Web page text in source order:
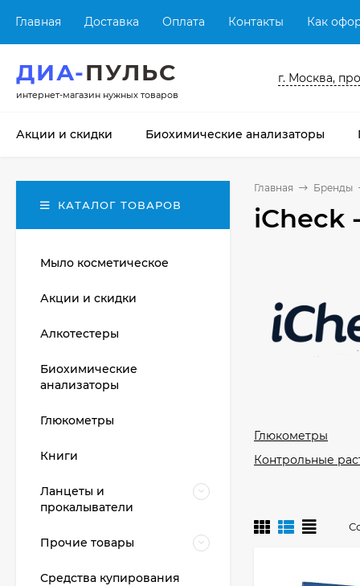
Главная Доставка Оплата Контакты Как
ДИА-ПУЛЬС
интернет-магазин нужных товаров
г. Москва,
Акции и скидки Биохимические анализаторы
Главная Бренды
iCheck
Глюкометры
Контрольные
КАТАЛОГ ТОВАРОВ
Мыло косметическое
Акции и скидки
Алкотестеры
Биохимические
анализаторы
Глюкометры
Книги
Ланцеты и
прокалыватели
Прочие товары
Средства купирования